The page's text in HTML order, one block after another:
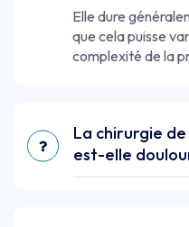
Elle dure
que cela puisse
complexité de la
La chirurgie
est-elle